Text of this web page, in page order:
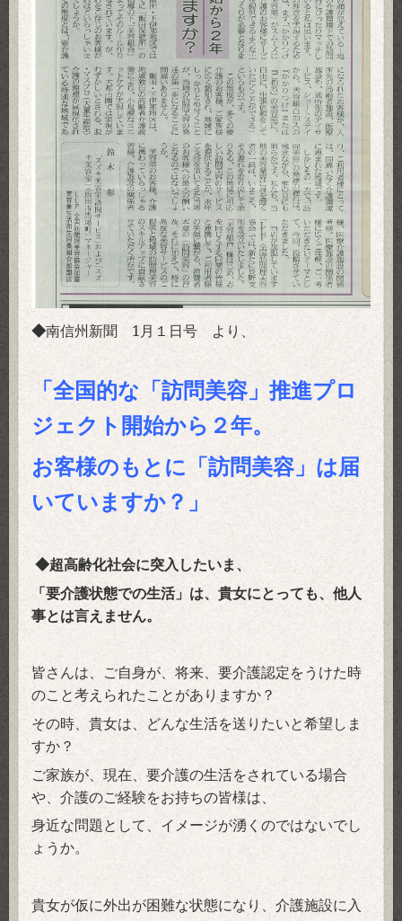
◆南信州新聞 1月１日号 より、
「全国的な「訪問美容」推進プロ
ジェクト開始から２年。
お客様のもとに「訪問美容」は届
いていますか？」
◆超高齢化社会に突入したいま、
「要介護状態での生活」は、貴女にとっても、他人
事とは言えません。
皆さんは、ご自身が、将来、要介護認定をうけた時
のこと考えられたことがありますか？
その時、貴女は、どんな生活を送りたいと希望しま
すか？
ご家族が、現在、要介護の生活をされている場合
や、介護のご経験をお持ちの皆様は、
身近な問題として、イメージが湧くのではないでし
ょうか。
貴女が仮に外出が困難な状態になり、介護施設に入